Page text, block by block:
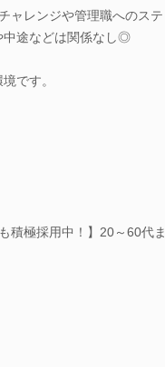
ャレンジや管理職へのステ
中途などは関係なし◎
です。
積極採用中！】20～60代ま